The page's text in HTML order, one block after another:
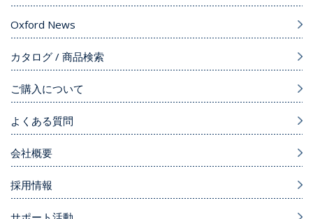
Oxford News
カタログ / 商品検索
ご購入について
よくある質問
会社概要
採用情報